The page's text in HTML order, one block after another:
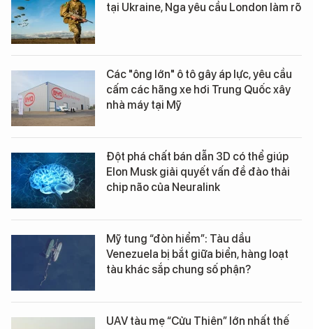
tại Ukraine, Nga yêu cầu London làm rõ
Các "ông lớn" ô tô gây áp lực, yêu cầu
cấm các hãng xe hơi Trung Quốc xây
nhà máy tại Mỹ
Đột phá chất bán dẫn 3D có thể giúp
Elon Musk giải quyết vấn đề đào thải
chip não của Neuralink
Mỹ tung “đòn hiểm”: Tàu dầu
Venezuela bị bắt giữa biển, hàng loạt
tàu khác sắp chung số phận?
UAV tàu mẹ “Cửu Thiên” lớn nhất thế